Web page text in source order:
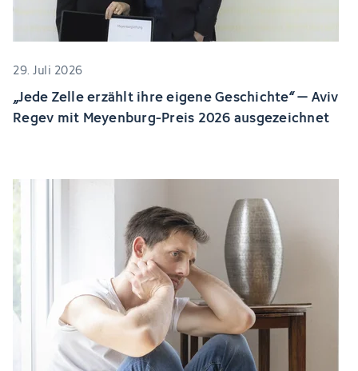
29. Juli 2026
„Jede Zelle erzählt ihre eigene Geschichte“ – Aviv
Regev mit Meyenburg-Preis 2026 ausgezeichnet